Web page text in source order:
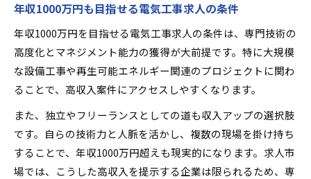
年収1000万円も目指せる電気工事求人の条件
年収1000万円を目指せる電気工事求人の条件は、専門技術の
高度化とマネジメント能力の獲得が大前提です。特に大規模
な設備工事や再生可能エネルギー関連のプロジェクトに関わ
ることで、高収入案件にアクセスしやすくなります。
また、独立やフリーランスとしての道も収入アップの選択肢
です。自らの技術力と人脈を活かし、複数の現場を掛け持ち
することで、年収1000万円超えも現実的になります。求人市
場では、こうした高収入を提示する企業は限られるため、専